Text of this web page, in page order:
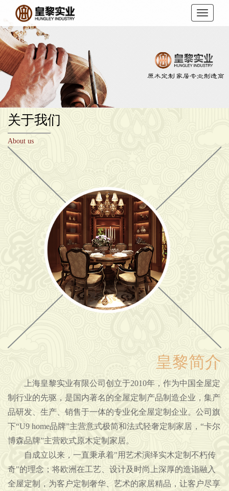
关于我们
About us
皇黎简介
上海皇黎实业有限公司创立于2010年，作为中国全屋定
制行业的先驱，是国内著名的全屋定制产品制造企业，集产
品研发、生产、销售于一体的专业化全屋定制企业。公司旗
下“U9 home品牌”主营意式极简和法式轻奢定制家居，“卡尔
博森品牌”主营欧式原木定制家居。
自成立以来，一直秉承着"用艺术演绎实木定制不朽传
奇"的理念；将欧洲在工艺、设计及时尚上深厚的造诣融入
全屋定制，为客户定制奢华、艺术的家居精品，让客户尽享